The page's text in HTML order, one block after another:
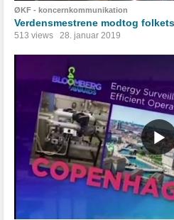
ØKF - koncernkommunikation
Verdensmestrene modtog
513 views 28. januar 2019